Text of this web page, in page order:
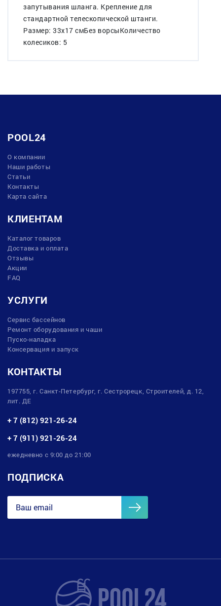
запутывания шланга. Крепление для
стандартной телескопической штанги.
Размер: 33х17 смБез ворсыКоличество
колесиков: 5
POOL24
О компании
Наши работы
Статьи
Контакты
Карта сайта
КЛИЕНТАМ
Каталог товаров
Доставка и оплата
Отзывы
Акции
FAQ
УСЛУГИ
Сервис бассейнов
Ремонт оборудования и чаши
Пуско-наладка
Консервация и запуск
КОНТАКТЫ
197755, г. Санкт-Петербург, г. Сестрорецк, Строителей, д. 12,
лит. ДЕ
+ 7 (812) 921-26-24
+ 7 (911) 921-26-24
ежедневно с 9:00 до 21:00
ПОДПИСКА